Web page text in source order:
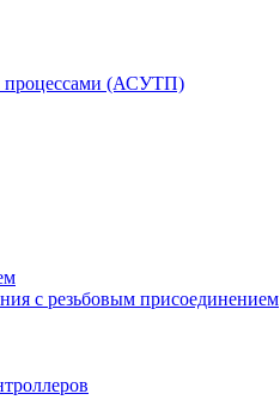
процессами (АСУТП)
с резьбовым присоединением